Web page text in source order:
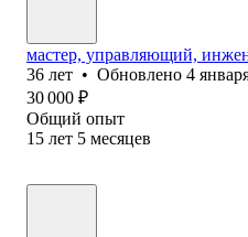
мастер, управляющий,
36 лет • Обновлено 4
30 000 ₽
Общий опыт
15 лет 5 месяцев